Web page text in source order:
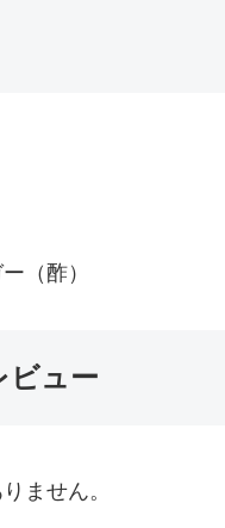
（酢）
ビュー
ません。